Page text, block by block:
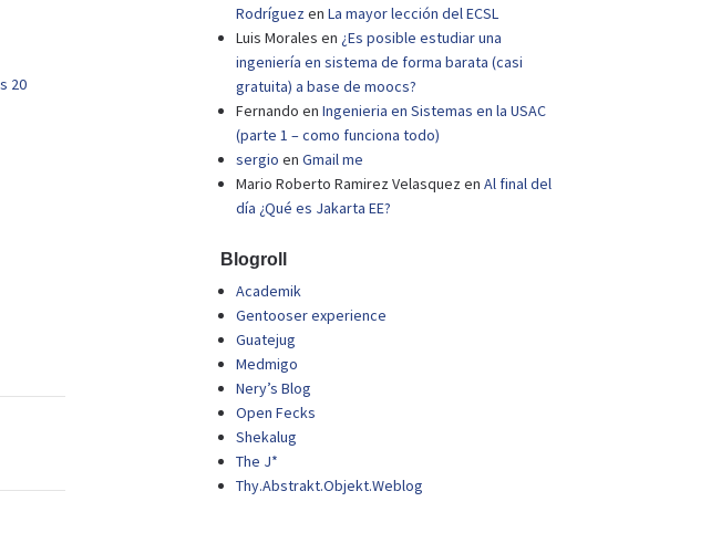
20
Rodríguezen La mayor lección del ECSL
Luis Morales en ¿Es posible estudiar una
ingeniería en sistema de forma barata (casi
gratuita) a base de moocs?
Fernando en Ingenieria en Sistemas en la USAC
(parte 1 – como funciona todo)
sergio en Gmail me
Mario Roberto Ramirez Velasquezen Al final del
día ¿Qué es Jakarta EE?
Blogroll
Academik
Gentooser experience
Guatejug
Medmigo
Nery’s Blog
Open Fecks
Shekalug
The J*
Thy.Abstrakt.Objekt.Weblog